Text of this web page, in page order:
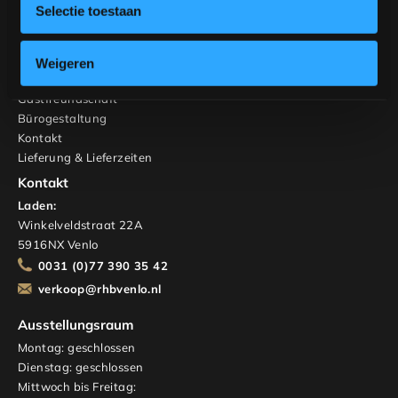
Selectie toestaan
Weigeren
Maßgeschneidert
RHB Haus & Wohnen
Gastfreundschaft
Bürogestaltung
Kontakt
Lieferung & Lieferzeiten
Kontakt
Laden:
Winkelveldstraat 22A
5916NX Venlo
0031 (0)77 390 35 42
verkoop@rhbvenlo.nl
Ausstellungsraum
Montag: geschlossen
Dienstag: geschlossen
Mittwoch bis Freitag: